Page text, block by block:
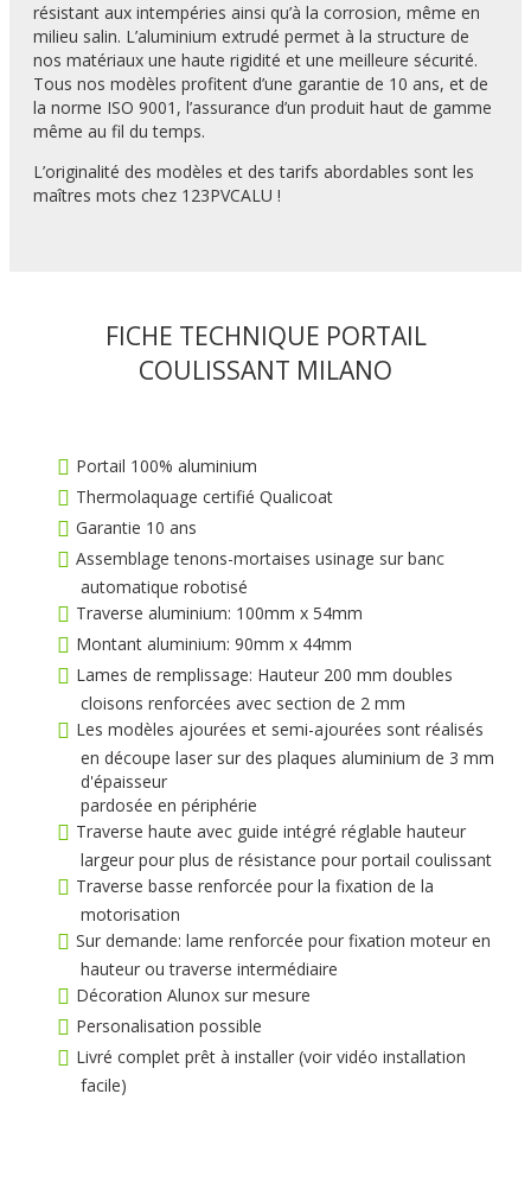
résistant aux intempéries ainsi qu’à la corrosion, même en
milieu salin. L’aluminium extrudé permet à la structure de
nos matériaux une haute rigidité et une meilleure sécurité.
Tous nos modèles profitent d’une garantie de 10 ans, et de
la norme ISO 9001, l’assurance d’un produit haut de gamme
même au fil du temps.
L’originalité des modèles et des tarifs abordables sont les
maîtres mots chez 123PVCALU !
FICHE TECHNIQUE PORTAIL
COULISSANT MILANO
Portail 100% aluminium
Thermolaquage certifié Qualicoat
Garantie 10 ans
Assemblage tenons-mortaises usinage sur banc
automatique robotisé
Traverse aluminium: 100mm x 54mm
Montant aluminium: 90mm x 44mm
Lames de remplissage: Hauteur 200 mm doubles
cloisons renforcées avec section de 2 mm
Les modèles ajourées et semi-ajourées sont réalisés
en découpe laser sur des plaques aluminium de 3 mm
d'épaisseur
pardosée en périphérie
Traverse haute avec guide intégré réglable hauteur
largeur pour plus de résistance pour portail coulissant
Traverse basse renforcée pour la fixation de la
motorisation
Sur demande: lame renforcée pour fixation moteur en
hauteur ou traverse intermédiaire
Décoration Alunox sur mesure
Personalisation possible
Livré complet prêt à installer (voir vidéo installation
facile)